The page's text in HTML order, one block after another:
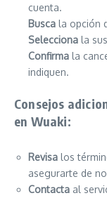
cuenta.
Busca la opción
Selecciona la
Confirma la
indiquen.
Consejos
en Wuaki:
Revisa los
asegurarte de
Contacta al